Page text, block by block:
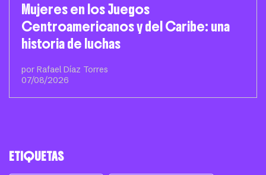
Mujeres en los Juegos
Centroamericanos y del Caribe: una
historia de luchas
por Rafael Díaz Torres
07/08/2026
ETIQUETAS